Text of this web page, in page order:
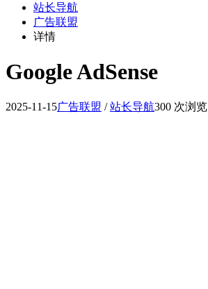
站长导航
广告联盟
详情
Google AdSense
2025-11-15广告联盟 /站长导航300 次浏览